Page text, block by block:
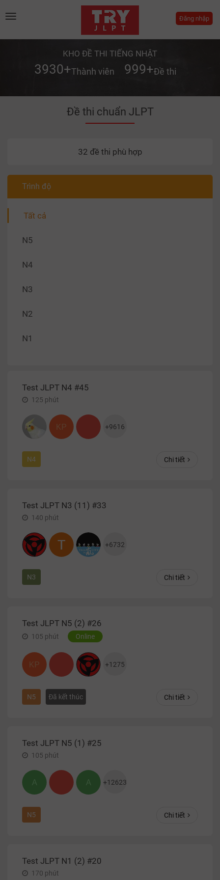
Toggle
Đăng nhập
KHO ĐỀ THI TIẾNG NHẬT
3930+Thành viên 999+Đề thi
Đề thi chuẩn JLPT
32 đề thi phù hợp
Trình độ
Tất cả
N5
N4
N3
N2
N1
Test JLPT N4 #45
125 phút
KP +9616
N4 Chi tiết
Test JLPT N3 (11) #33
140 phút
+6732
N3 Chi tiết
Test JLPT N5 (2) #26
105 phút Online
KP +1275
N5 Đã kết thúc Chi tiết
Test JLPT N5 (1) #25
105 phút
A A +12623
N5 Chi tiết
Test JLPT N1 (2) #20
170 phút